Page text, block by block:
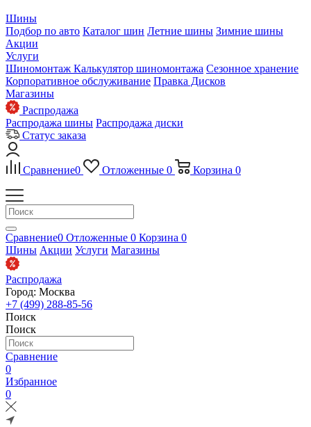
Шины
Подбор по авто Каталог шин Летние шины Зимние шины
Акции
Услуги
Шиномонтаж Калькулятор шиномонтажа Сезонное хранение
Корпоративное обслуживание Правка Дисков
Магазины
Распродажа
Распродажа шины Распродажа диски
Статус заказа
Сравнение0 Отложенные 0 Корзина 0
Сравнение0 Отложенные 0 Корзина 0
Шины Акции Услуги Магазины
Распродажа
Город: Москва
+7 (499) 288-85-56
Поиск
Поиск
Сравнение
0
Избранное
0